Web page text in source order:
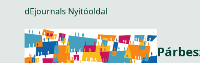
dEjournals Nyitóoldal